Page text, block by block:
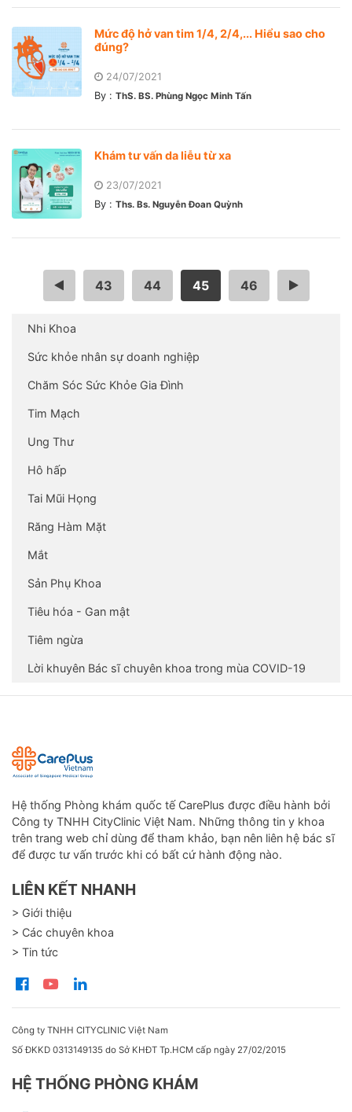
Mức độ hở van tim 1/4, 2/4,... Hiểu sao cho
đúng?
24/07/2021
By : ThS. BS. Phùng Ngọc Minh Tấn
Khám tư vấn da liễu từ xa
23/07/2021
By : Ths. Bs. Nguyễn Đoan Quỳnh
… 43 44 45 46 …
Nhi Khoa
Sức khỏe nhân sự doanh nghiệp
Chăm Sóc Sức Khỏe Gia Đình
Tim Mạch
Ung Thư
Hô hấp
Tai Mũi Họng
Răng Hàm Mặt
Mắt
Sản Phụ Khoa
Tiêu hóa - Gan mật
Tiêm ngừa
Lời khuyên Bác sĩ chuyên khoa trong mùa COVID-19
Hệ thống Phòng khám quốc tế CarePlus được điều hành bởi
Công ty TNHH CityClinic Việt Nam. Những thông tin y khoa
trên trang web chỉ dùng để tham khảo, bạn nên liên hệ bác sĩ
để được tư vấn trước khi có bất cứ hành động nào.
LIÊN KẾT NHANH
> Giới thiệu
> Các chuyên khoa
> Tin tức
Công ty TNHH CITYCLINIC Việt Nam
Số ĐKKD 0313149135 do Sở KHĐT Tp.HCM cấp ngày 27/02/2015
HỆ THỐNG PHÒNG KHÁM